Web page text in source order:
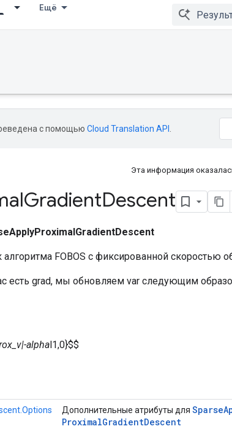
Ещё
с помощью Cloud Translation API
Эта информация
GradientDescent
FOBOS с фиксированной скоростью
есть grad, мы обновляем var следующим
alphal1,0}$$
Дополнительные атрибуты для Sparse
ProximalGradientDescent